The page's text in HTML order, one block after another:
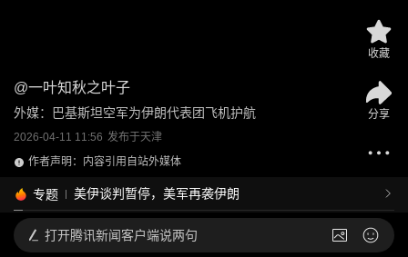
@一叶知秋之叶子
外媒：巴基斯坦空军为伊朗代表团飞机护航
2026-04-11 11:56 发布于天津
作者声明：内容引用自站外媒体
专题 美伊谈判暂停，美军再袭伊朗
收藏
分享
打开腾讯新闻客户端说两句